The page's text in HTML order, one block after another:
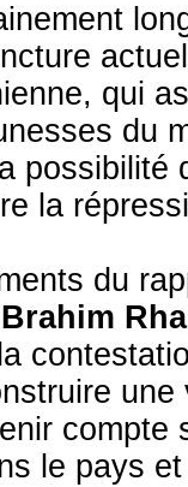
qui
du
possibilité
la
du
Brahim
compte
le pays